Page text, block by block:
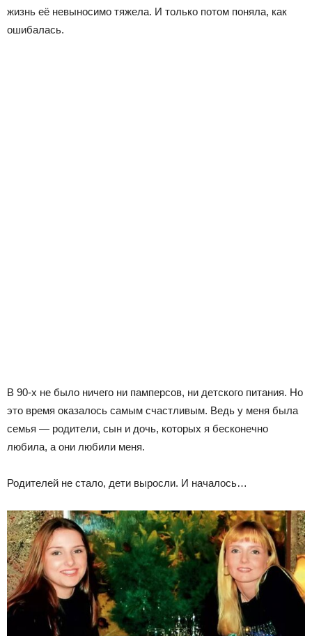
жизнь её невыносимо тяжела. И только потом поняла, как
ошибалась.
В 90-х не было ничего ни памперсов, ни детского питания. Но
это время оказалось самым счастливым. Ведь у меня была
семья — родители, сын и дочь, которых я бесконечно
любила, а они любили меня.
Родителей не стало, дети выросли. И началось…